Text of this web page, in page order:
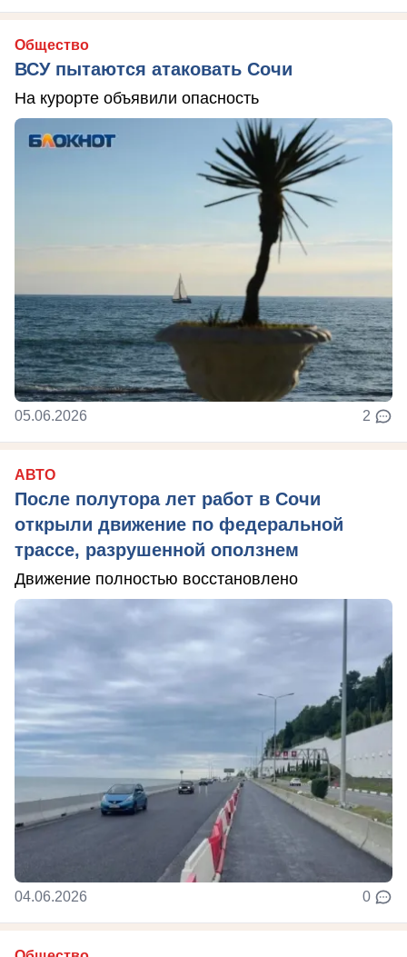
Общество
ВСУ пытаются атаковать Сочи
На курорте объявили опасность
05.06.2026 2
АВТО
После полутора лет работ в Сочи
открыли движение по федеральной
трассе, разрушенной оползнем
Движение полностью восстановлено
04.06.2026 0